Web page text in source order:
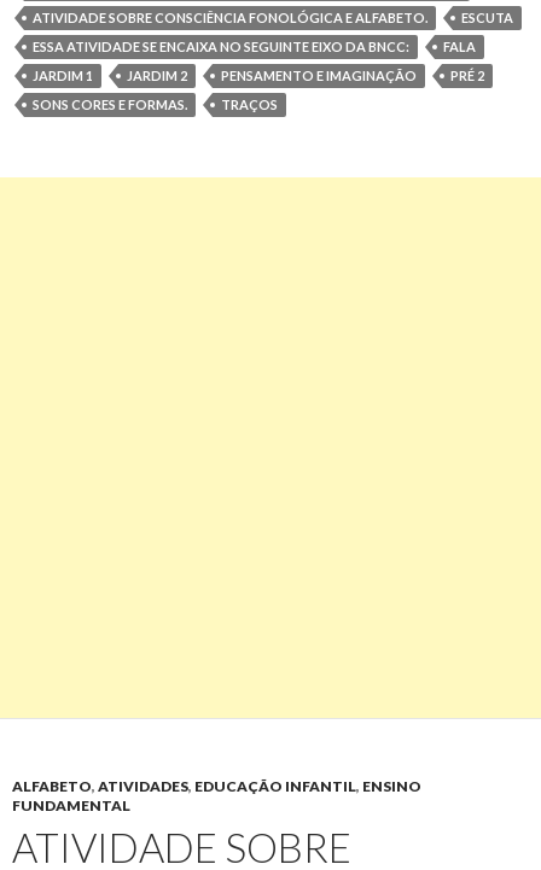
ATIVIDADE SOBRE CONSCIÊNCIA FONOLÓGICA E ALFABETO.
ESCUTA
ESSA ATIVIDADE SE ENCAIXA NO SEGUINTE EIXO DA BNCC:
FALA
JARDIM 1
JARDIM 2 PENSAMENTO E IMAGINAÇÃO
PRÉ 2
SONS CORES E FORMAS.
TRAÇOS
ALFABETO, ATIVIDADES, EDUCAÇÃO INFANTIL, ENSINO
FUNDAMENTAL
ATIVIDADE SOBRE